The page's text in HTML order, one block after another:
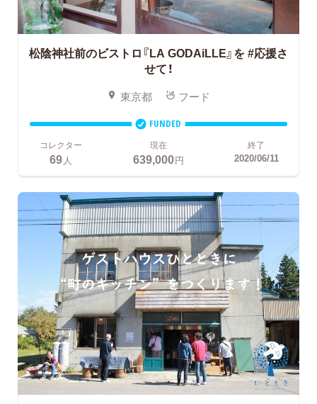
松陰神社前のビストロ『LA GODAiLLE』を#応援さ
せて！
東京都 フード
FUNDED
コレクター
69 人
現在
639,000円
終了
2020/06/11